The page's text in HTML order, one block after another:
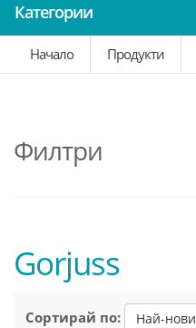
Категории
Начало
Продукти
Филтри
Gorjuss
Сортирай по: Най-нови